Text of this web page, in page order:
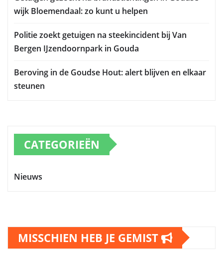
wijk Bloemendaal: zo kunt u helpen
Politie zoekt getuigen na steekincident bij Van
Bergen IJzendoornpark in Gouda
Beroving in de Goudse Hout: alert blijven en elkaar
steunen
CATEGORIEËN
Nieuws
MISSCHIEN HEB JE GEMIST